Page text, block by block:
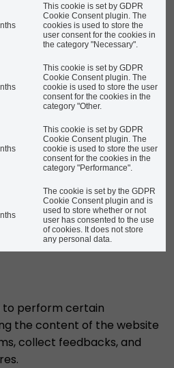
This cookie is set by GDPR
Cookie Consent plugin. The
cookies is used to store the
user consent for the cookies in
the category "Necessary".
This cookie is set by GDPR
Cookie Consent plugin. The
cookie is used to store the user
consent for the cookies in the
category "Other.
This cookie is set by GDPR
Cookie Consent plugin. The
cookie is used to store the user
consent for the cookies in the
category "Performance".
The cookie is set by the GDPR
Cookie Consent plugin and is
used to store whether or not
user has consented to the use
of cookies. It does not store
any personal data.
to perform certain
the content of the website
collect feedbacks, and